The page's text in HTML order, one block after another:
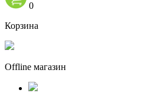
0
Корзина
Offline магазин